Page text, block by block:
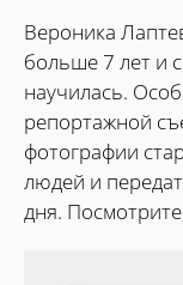
Вероника
больше 7 лет и
научилась.
репортажной
фотографии
людей и
дня.